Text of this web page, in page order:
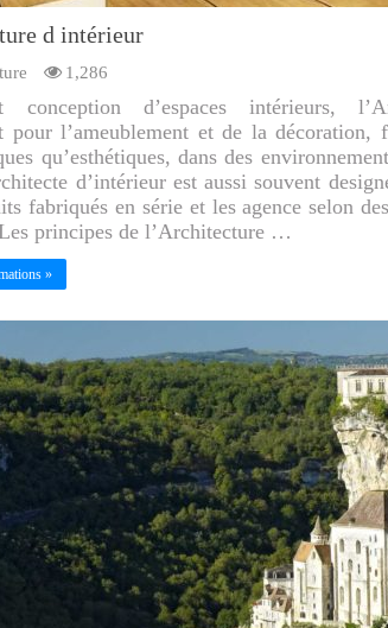
d intérieur
1,286
conception d’espaces intérieurs,
pour l’ameublement et de la décoration,
qu’esthétiques, dans des
d’intérieur est aussi souvent
fabriqués en série et les agence selon
principes de l’Architecture …
»